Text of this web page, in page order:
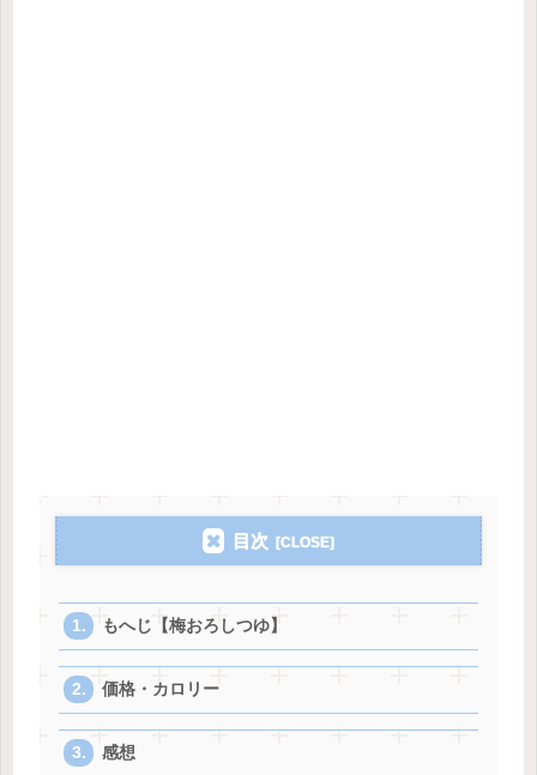
目次
もへじ【梅おろしつゆ】
価格・カロリー
感想